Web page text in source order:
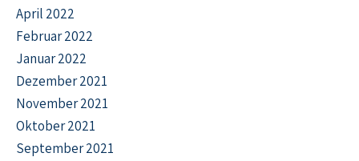
April 2022
Februar 2022
Januar 2022
Dezember 2021
November 2021
Oktober 2021
September 2021